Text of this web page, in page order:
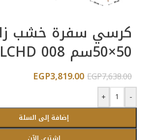
كرسي سفرة خشب
50×50سم GLCHD 008
EGP7,638.00
EGP3,819.00
-
+
إضافة إلى السلة